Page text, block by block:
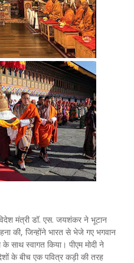
मंत्री डॉ. एस. जयशंकर ने भूटान
की, जिन्होंने भारत से भेजे गए भगवान
साथ स्वागत किया। पीएम मोदी ने
के बीच एक पवित्र कड़ी की तरह